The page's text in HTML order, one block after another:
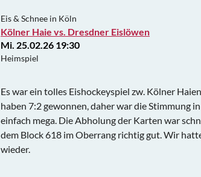
Eis & Schnee in Köln
Kölner Haie vs. Dresdner Eislöwen
Mi. 25.02.26 19:30
Heimspiel
Es war ein tolles Eishockeyspiel zw. Kölner
haben 7:2 gewonnen, daher war die Stimmung
einfach mega. Die Abholung der Karten war
dem Block 618 im Oberrang richtig gut. Wir
wieder.